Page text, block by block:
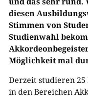
diesen
Stimmen von
Studienwahl
Möglichkeit mal
Derzeit studieren
in den Bereichen